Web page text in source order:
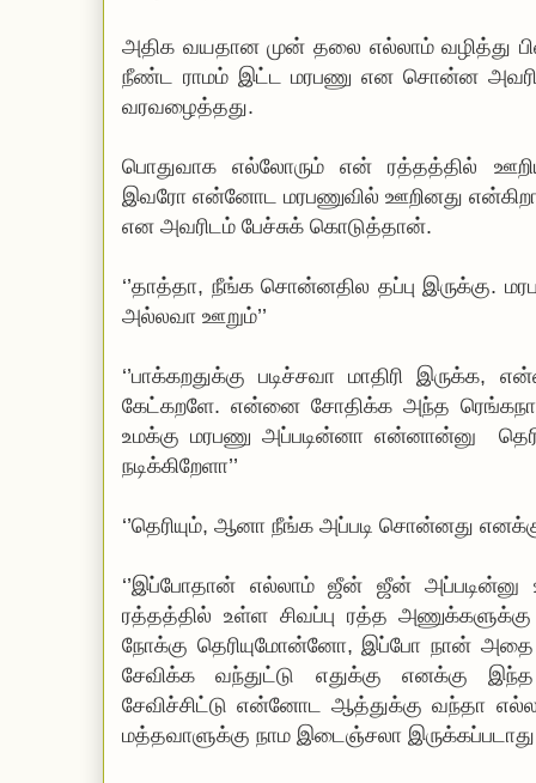
அதிக வயதான முன் தலை எல்லாம் வழித்து
நீண்ட ராமம் இட்ட மரபணு என சொன்ன அவரின்
வரவழைத்தது.
பொதுவாக எல்லோரும் என் ரத்தத்தில்
இவரோ என்னோட மரபணுவில் ஊறினது
என அவரிடம் பேச்சுக் கொடுத்தான்.
‘’தாத்தா, நீங்க சொன்னதில தப்பு இருக்கு.
அல்லவா ஊறும்’’
‘’பாக்கறதுக்கு படிச்சவா மாதிரி இருக்க,
கேட்கறளே. என்னை சோதிக்க அந்த
உமக்கு மரபணு அப்படின்னா என்னான்னு
நடிக்கிறேளா’’
‘’தெரியும், ஆனா நீங்க அப்படி சொன்னது
‘’இப்போதான் எல்லாம் ஜீன் ஜீன் அப்படின்னு
ரத்தத்தில் உள்ள சிவப்பு ரத்த அணுக்களுக்கு
நோக்கு தெரியுமோன்னோ, இப்போ நான் அதை
சேவிக்க வந்துட்டு எதுக்கு எனக்கு
சேவிச்சிட்டு என்னோட ஆத்துக்கு வந்தா
மத்தவாளுக்கு நாம இடைஞ்சலா இருக்கப்படாது.